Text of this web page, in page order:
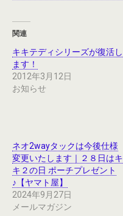
関連
キキテディシリーズが復活し
ます！
2012年3月12日
お知らせ
ネオ2wayタックは今後仕様
変更いたします｜２８日はキ
キ２の日 ポーチプレゼント
♪【ヤマト屋】
2024年9月27日
メールマガジン